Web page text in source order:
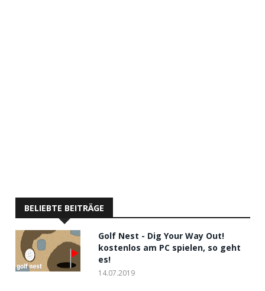
BELIEBTE BEITRÄGE
Golf Nest - Dig Your Way Out!
kostenlos am PC spielen, so geht
es!
14.07.2019